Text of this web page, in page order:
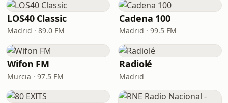
LOS40 Classic
Madrid · 89.0 FM
Cadena 100
Madrid · 99.5 FM
Wifon FM
Murcia · 97.5 FM
Radiolé
Madrid